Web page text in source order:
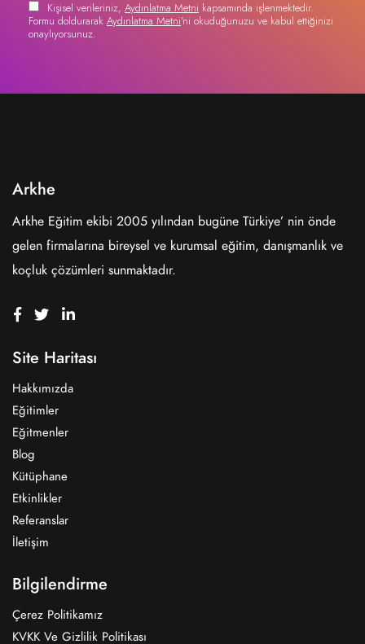
Kişisel verileriniz, Aydınlatma Metni kapsamında işlenmektedir.
Formu doldurarak Aydınlatma Metni'ni okuduğunuzu ve kabul ettiğinizi
onaylıyorsunuz.
Arkhe
Arkhe Eğitim ekibi 2005 yılından bugüne Türkiye’ nin önde
gelen firmalarına bireysel ve kurumsal eğitim, danışmanlık ve
koçluk çözümleri sunmaktadır.
Site Haritası
Hakkımızda
Eğitimler
Eğitmenler
Blog
Kütüphane
Etkinlikler
Referanslar
İletişim
Bilgilendirme
Çerez Politikamız
KVKK Ve Gizlilik Politikası